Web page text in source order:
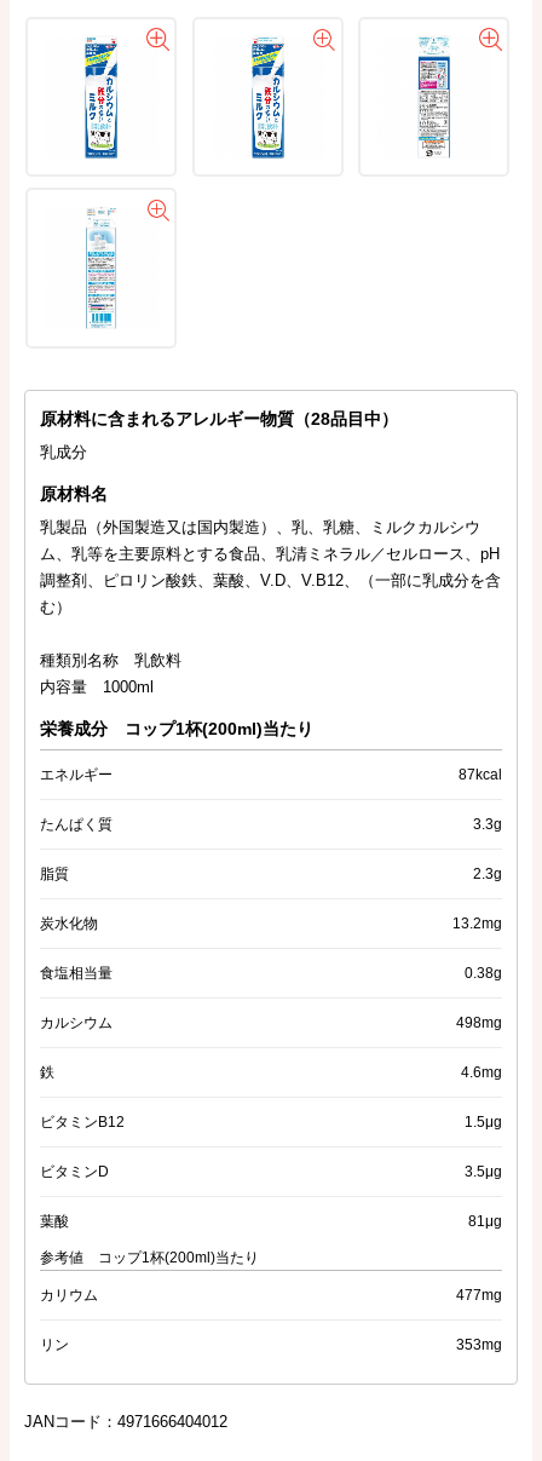
原材料に含まれるアレルギー物質（28品目中）
乳成分
原材料名
乳製品（外国製造又は国内製造）、乳、乳糖、ミルクカルシウ
ム、乳等を主要原料とする食品、乳清ミネラル／セルロース、pH
調整剤、ピロリン酸鉄、葉酸、V.D、V.B12、（一部に乳成分を含
む）
種類別名称 乳飲料
内容量 1000ml
栄養成分 コップ1杯(200ml)当たり
エネルギー 87kcal
たんぱく質 3.3g
脂質 2.3g
炭水化物 13.2mg
食塩相当量 0.38g
カルシウム 498mg
鉄 4.6mg
ビタミンB12 1.5μg
ビタミンD 3.5μg
葉酸 81μg
参考値 コップ1杯(200ml)当たり
カリウム 477mg
リン 353mg
JANコード：4971666404012